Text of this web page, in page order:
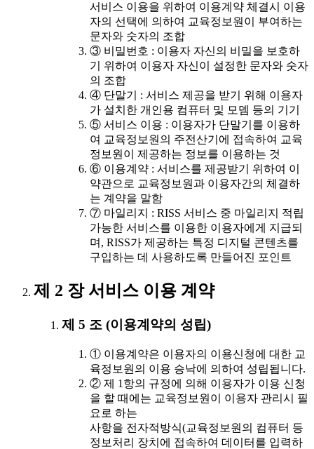
서비스 이용을 위하여 이용계약 체결시 이용
자의 선택에 의하여 교육정보원이 부여하는
문자와 숫자의 조합
③ 비밀번호 : 이용자 자신의 비밀을 보호하
기 위하여 이용자 자신이 설정한 문자와 숫자
의 조합
④ 단말기 : 서비스 제공을 받기 위해 이용자
가 설치한 개인용 컴퓨터 및 모뎀 등의 기기
⑤ 서비스 이용 : 이용자가 단말기를 이용하
여 교육정보원의 주전산기에 접속하여 교육
정보원이 제공하는 정보를 이용하는 것
⑥ 이용계약 : 서비스를 제공받기 위하여 이
약관으로 교육정보원과 이용자간의 체결하
는 계약을 말함
⑦ 마일리지 : RISS 서비스 중 마일리지 적립
가능한 서비스를 이용한 이용자에게 지급되
며, RISS가 제공하는 특정 디지털 콘텐츠를
구입하는 데 사용하도록 만들어진 포인트
제 2 장 서비스 이용 계약
제 5 조 (이용계약의 성립)
① 이용계약은 이용자의 이용신청에 대한 교
육정보원의 이용 승낙에 의하여 성립됩니다.
② 제 1항의 규정에 의해 이용자가 이용 신청
을 할 때에는 교육정보원이 이용자 관리시 필
요로 하는
사항을 전자적방식(교육정보원의 컴퓨터 등
정보처리 장치에 접속하여 데이터를 입력하